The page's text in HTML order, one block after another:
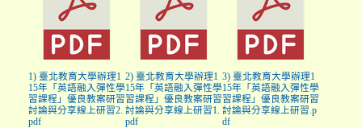
1) 臺北教育大學辦理1
15年「英語融入彈性學
習課程」優良教案研習
討論與分享線上研習2.
pdf
2) 臺北教育大學辦理1
15年「英語融入彈性學
習課程」優良教案研習
討論與分享線上研習1.
pdf
3) 臺北教育大學辦理1
15年「英語融入彈性學
習課程」優良教案研習
討論與分享線上研習.p
df